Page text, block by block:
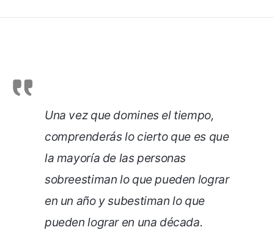
Una vez que domines el tiempo,
comprenderás lo cierto que es que
la mayoría de las personas
sobreestiman lo que pueden lograr
en un año y subestiman lo que
pueden lograr en una década.